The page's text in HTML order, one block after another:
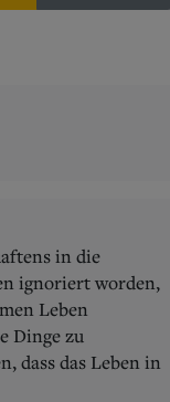
in die
ignoriert worden,
Leben
Dinge zu
dass das Leben in